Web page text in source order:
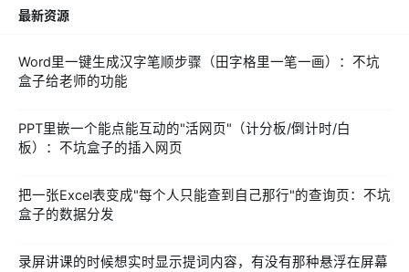
最新资源
Word里一键生成汉字笔顺步骤（田字格里一笔一画）：不坑
盒子给老师的功能
PPT里嵌一个能点能互动的"活网页"（计分板/倒计时/白
板）：不坑盒子的插入网页
把一张Excel表变成"每个人只能查到自己那行"的查询页：不坑
盒子的数据分发
录屏讲课的时候想实时显示提词内容，有没有那种悬浮在屏幕